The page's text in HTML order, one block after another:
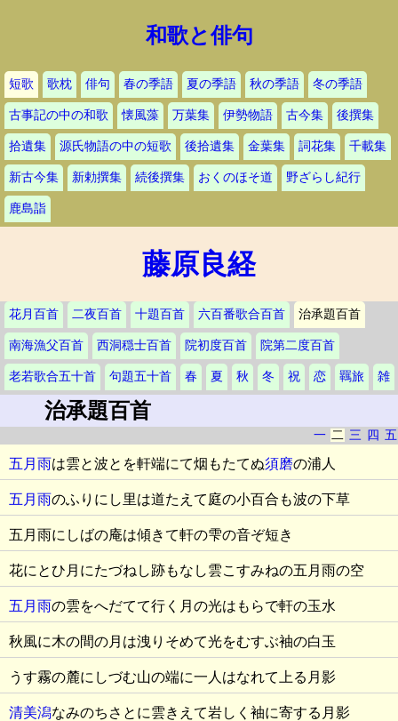
和歌と俳句
短歌 歌枕 俳句 春の季語 夏の季語 秋の季語 冬の季語
古事記の中の和歌 懐風藻 万葉集 伊勢物語 古今集 後撰集
拾遺集 源氏物語の中の短歌 後拾遺集 金葉集 詞花集 千載集
新古今集 新勅撰集 続後撰集 おくのほそ道 野ざらし紀行
鹿島詣
藤原良経
花月百首 二夜百首 十題百首 六百番歌合百首 治承題百首
南海漁父百首 西洞穏士百首 院初度百首 院第二度百首
老若歌合五十首 句題五十首 春 夏 秋 冬 祝 恋 羈旅 雑
治承題百首
一 二 三 四 五
五月雨は雲と波とを軒端にて烟もたてぬ須磨の浦人
五月雨のふりにし里は道たえて庭の小百合も波の下草
五月雨にしばの庵は傾きて軒の雫の音ぞ短き
花にとひ月にたづねし跡もなし雲こすみねの五月雨の空
五月雨の雲をへだてて行く月の光はもらで軒の玉水
秋風に木の間の月は洩りそめて光をむすぶ袖の白玉
うす霧の麓にしづむ山の端に一人はなれて上る月影
清美潟なみのちさとに雲きえて岩しく袖に寄する月影